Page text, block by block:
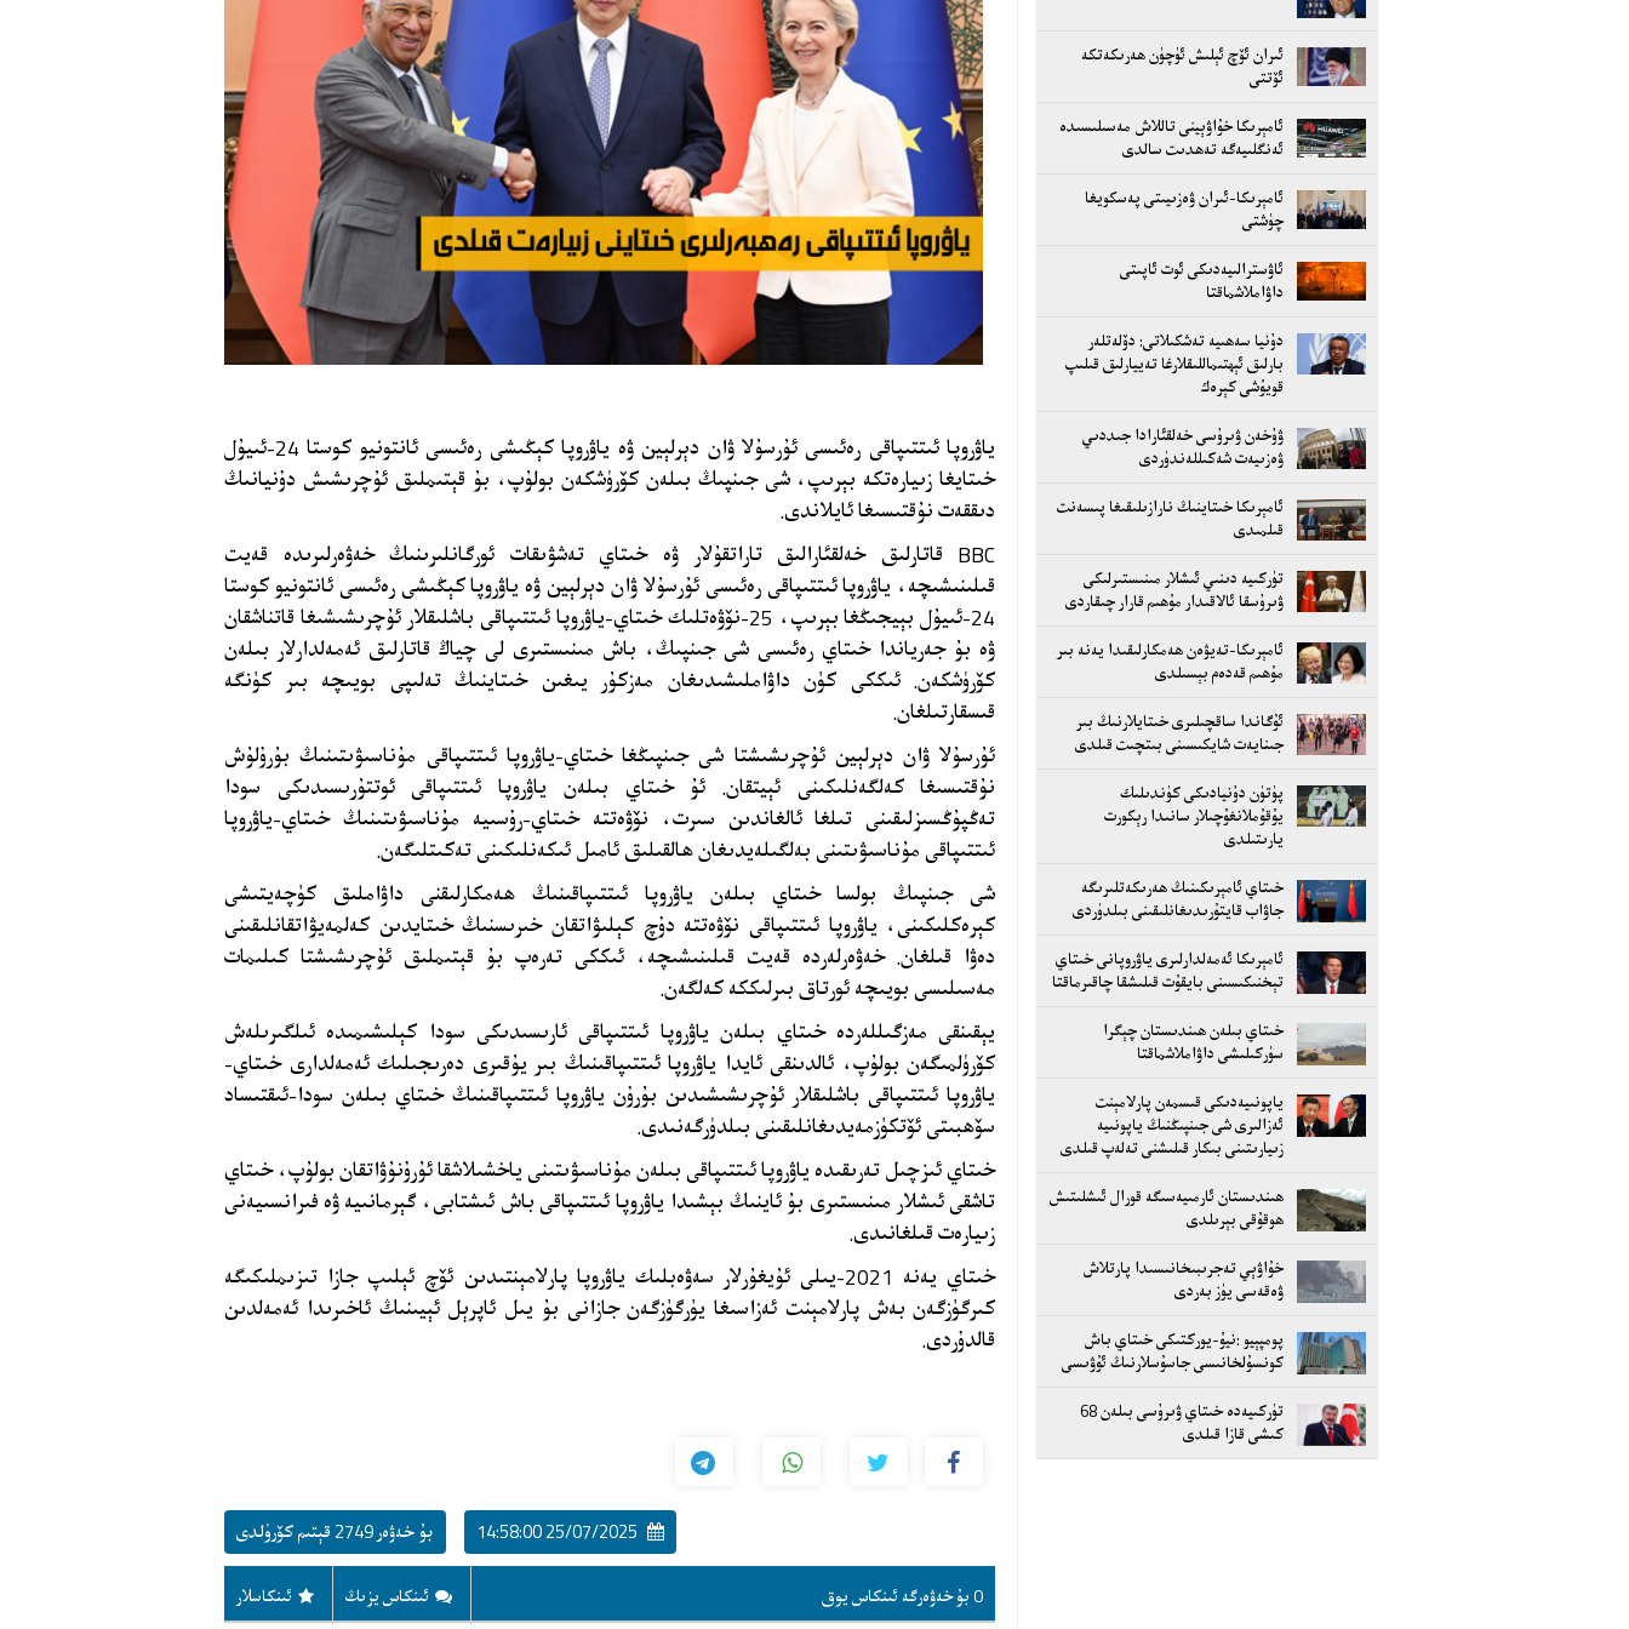
ياۋروپا ئىتتىپاقى رەئىسى ئۇرسۇلا ۋان دېرلېين ۋە ياۋروپا كېڭىشى رەئىسى ئانتونيو كوستا 24-ئىيۇل
خىتايغا زىيارەتكە بېرىپ، شى جىنپىڭ بىلەن كۆرۈشكەن بولۇپ، بۇ قېتىملىق ئۇچرىشىش دۇنيانىڭ
دىققەت نۇقتىسىغا ئايلاندى.
BBC قاتارلىق خەلقئارالىق تاراتقۇلار ۋە خىتاي تەشۋىقات ئورگانلىرىنىڭ خەۋەرلىرىدە قەيت
قىلىنىشىچە، ياۋروپا ئىتتىپاقى رەئىسى ئۇرسۇلا ۋان دېرلېين ۋە ياۋروپا كېڭىشى رەئىسى ئانتونيو كوستا
24-ئىيۇل بېيجىڭغا بېرىپ، 25-نۆۋەتلىك خىتاي-ياۋروپا ئىتتىپاقى باشلىقلار ئۇچرىشىشىغا قاتناشقان
ۋە بۇ جەرياندا خىتاي رەئىسى شى جىنپىڭ، باش مىنىستىرى لى چياڭ قاتارلىق ئەمەلدارلار بىلەن
كۆرۈشكەن. ئىككى كۈن داۋاملىشىدىغان مەزكۇر يىغىن خىتاينىڭ تەلىپى بويىچە بىر كۈنگە
قىسقارتىلغان.
ئۇرسۇلا ۋان دېرلېين ئۇچرىشىشتا شى جىنپىڭغا خىتاي-ياۋروپا ئىتتىپاقى مۇناسىۋىتىنىڭ بۇرۇلۇش
نۇقتىسىغا كەلگەنلىكىنى ئېيتقان. ئۇ خىتاي بىلەن ياۋروپا ئىتتىپاقى ئوتتۇرىسىدىكى سودا
تەڭپۇڭسىزلىقىنى تىلغا ئالغاندىن سىرت، نۆۋەتتە خىتاي-رۇسىيە مۇناسىۋىتىنىڭ خىتاي-ياۋروپا
ئىتتىپاقى مۇناسىۋىتىنى بەلگىلەيدىغان ھالقىلىق ئامىل ئىكەنلىكىنى تەكىتلىگەن.
شى جىنپىڭ بولسا خىتاي بىلەن ياۋروپا ئىتتىپاقىنىڭ ھەمكارلىقنى داۋاملىق كۈچەيتىشى
كېرەكلىكىنى، ياۋروپا ئىتتىپاقى نۆۋەتتە دۇچ كېلىۋاتقان خىرىسنىڭ خىتايدىن كەلمەيۋاتقانلىقىنى
دەۋا قىلغان. خەۋەرلەردە قەيت قىلىنىشىچە، ئىككى تەرەپ بۇ قېتىملىق ئۇچرىشىشتا كىلىمات
مەسىلىسى بويىچە ئورتاق بىرلىككە كەلگەن.
يېقىنقى مەزگىللەردە خىتاي بىلەن ياۋروپا ئىتتىپاقى ئارىسىدىكى سودا كېلىشىمىدە ئىلگىرىلەش
كۆرۈلمىگەن بولۇپ، ئالدىنقى ئايدا ياۋروپا ئىتتىپاقىنىڭ بىر يۇقىرى دەرىجىلىك ئەمەلدارى خىتاي-
ياۋروپا ئىتتىپاقى باشلىقلار ئۇچرىشىشىدىن بۇرۇن ياۋروپا ئىتتىپاقىنىڭ خىتاي بىلەن سودا-ئىقتىساد
سۆھبىتى ئۆتكۈزمەيدىغانلىقىنى بىلدۈرگەنىدى.
خىتاي ئىزچىل تەرىقىدە ياۋروپا ئىتتىپاقى بىلەن مۇناسىۋىتىنى ياخشىلاشقا ئۇرۇنۇۋاتقان بولۇپ، خىتاي
تاشقى ئىشلار مىنىستىرى بۇ ئاينىڭ بېشىدا ياۋروپا ئىتتىپاقى باش ئىشتابى، گېرمانىيە ۋە فىرانسىيەنى
زىيارەت قىلغانىدى.
خىتاي يەنە 2021-يىلى ئۇيغۇرلار سەۋەبلىك ياۋروپا پارلامېنتىدىن ئۆچ ئېلىپ جازا تىزىملىكىگە
كىرگۈزگەن بەش پارلامېنت ئەزاسىغا يۈرگۈزگەن جازانى بۇ يىل ئاپرېل ئېيىنىڭ ئاخىرىدا ئەمەلدىن
قالدۇردى.
بۇ خەۋەر 2749 قېتىم كۆرۈلدى 25/07/2025 14:58:00
ئىنكاسلار ئىنكاس يزىڭ 0 بۇ خەۋەرگە ئىنكاس يوق
ئىران ئۆچ ئېلىش ئۈچۈن ھەرىكەتكە
ئۆتتى
ئامېرىكا خۇاۋېينى تاللاش مەسىلىسىدە
ئەنگلىيەگە تەھدىت سالدى
ئامېرىكا-ئىران ۋەزىيىتى پەسكويغا
چۈشتى
ئاۋسترالىيەدىكى ئوت ئاپىتى
داۋاملاشماقتا
دۇنيا سەھىيە تەشكىلاتى: دۆلەتلەر
بارلىق ئېھتىماللىقلارغا تەييارلىق قىلىپ
قويۇشى كېرەك
ۋۇخەن ۋىرۇسى خەلقئارادا جىددىي
ۋەزىيەت شەكىللەندۈردى
ئامېرىكا خىتاينىڭ نارازىلىقىغا پىسەنت
قىلمىدى
تۈركىيە دىنىي ئىشلار مىنىستىرلىكى
ۋىرۇسقا ئالاقىدار مۇھىم قارار چىقاردى
ئامېرىكا-تەيۋەن ھەمكارلىقىدا يەنە بىر
مۇھىم قەدەم بېسىلدى
ئۇگاندا ساقچىلىرى خىتايلارنىڭ بىر
جىنايەت شايكىسىنى بىتچىت قىلدى
پۈتۈن دۇنيادىكى كۈندىلىك
يۇقۇملانغۇچىلار سانىدا رېكورت
يارىتىلدى
خىتاي ئامېرىكىنىڭ ھەرىكەتلىرىگە
جاۋاب قايتۇرىدىغانلىقىنى بىلدۈردى
ئامېرىكا ئەمەلدارلىرى ياۋروپانى خىتاي
تېخنىكىسىنى بايقۇت قىلىشقا چاقىرماقتا
خىتاي بىلەن ھىندىستان چېگرا
سۈركىلىشى داۋاملاشماقتا
ياپونىيەدىكى قىسمەن پارلامېنت
ئەزالىرى شى جىنپىڭنىڭ ياپونىيە
زىيارىتىنى بىكار قىلىشنى تەلەپ قىلدى
ھىندىستان ئارمىيەسىگە قورال ئىشلىتىش
ھوقۇقى بېرىلدى
خۇاۋېي تەجرىبىخانىسىدا پارتلاش
ۋەقەسى يۈز بەردى
پومپېيو :نيۇ-يوركتىكى خىتاي باش
كونسۇلخانىسى جاسۇسلارنىڭ ئۇۋىسى
تۈركىيەدە خىتاي ۋىرۇسى بىلەن 68
كىشى قازا قىلدى